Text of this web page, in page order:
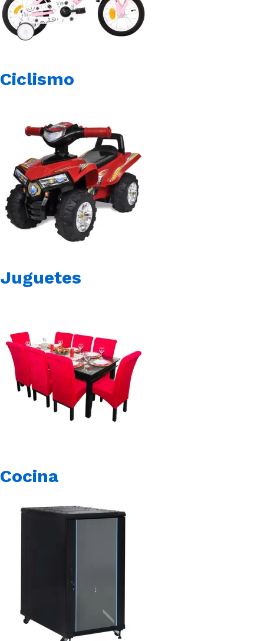
Ciclismo
Juguetes
Cocina